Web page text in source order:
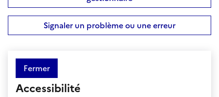
Signaler un problème ou une erreur
Fermer
Accessibilité